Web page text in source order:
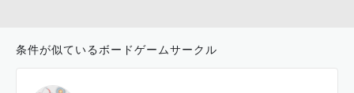
条件が似ているボードゲームサークル